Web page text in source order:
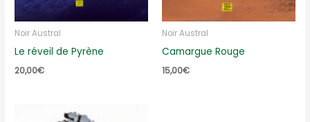
Noir Austral
Le réveil de Pyrène
20,00€
Noir Austral
Camargue Rouge
15,00€